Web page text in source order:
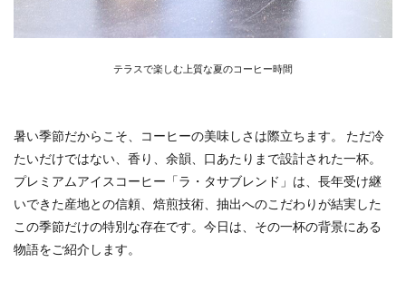
テラスで楽しむ上質な夏のコーヒー時間
暑い季節だからこそ、コーヒーの美味しさは際立ちます。 ただ冷
たいだけではない、香り、余韻、口あたりまで設計された一杯。
プレミアムアイスコーヒー「ラ・タサブレンド」は、長年受け継
いできた産地との信頼、焙煎技術、抽出へのこだわりが結実した
この季節だけの特別な存在です。今日は、その一杯の背景にある
物語をご紹介します。